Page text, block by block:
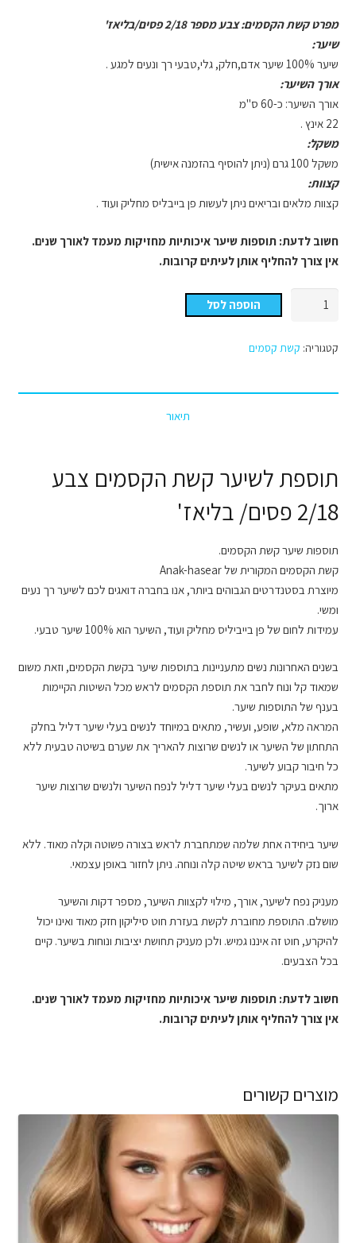
מפרט קשת הקסמים: צבע מספר 2/18 פסים/בליאז'
שיער:
שיער 100% שיער אדם,חלק, גלי,טבעי רך ונעים למגע .
אורך השיער:
אורך השיער: כ-60 ס"מ
22 אינץ .
משקל:
משקל 100 גרם (ניתן להוסיף בהזמנה אישית)
קצוות:
קצוות מלאים ובריאים ניתן לעשות פן בייבליס מחליק ועוד .
חשוב לדעת: תוספות שיער איכותיות מחזיקות מעמד לאורך שנים.
אין צורך להחליף אותן לעיתים קרובות.
כמות
הקסמים
מספר
הוספה לסל
קטגוריה: קשת קסמים
תיאור
תוספת לשיער קשת הקסמים צבע
2/18 פסים/ בליאז'
תוספות שיער קשת הקסמים.
קשת הקסמים המקורית של Anak-hasear
מיוצרת בסטנדרטים הגבוהים ביותר, אנו בחברה דואגים לכם לשיער רך נעים
ומשי.
עמידות לחום של פן בייביליס מחליק ועוד, השיער הוא 100% שיער טבעי.
בשנים האחרונות נשים מתעניינות בתוספות שיער בקשת הקסמים, וזאת משום
שמאוד קל ונוח לחבר את תוספת הקסמים לראש מכל השיטות הקיימות
בענף של התוספות שיער.
המראה מלא, שופע, ועשיר, מתאים במיוחד לנשים בעלי שיער דליל בחלק
התחתון של השיער או לנשים שרוצות להאריך את שערם בשיטה טבעית ללא
כל חיבור קבוע לשיער.
מתאים בעיקר לנשים בעלי שיער דליל לנפח השיער ולנשים שרוצות שיער
ארוך.
שיער ביחידה אחת שלמה שמתחברת לראש בצורה פשוטה וקלה מאוד. ללא
שום נזק לשיער בראש שיטה קלה ונוחה. ניתן לחזור באופן עצמאי.
מעניק נפח לשיער, אורך, מילוי לקצוות השיער, מספר דקות והשיער
מושלם. התוספת מחוברת לקשת בעזרת חוט סיליקון חזק מאוד ואינו יכול
להיקרע, חוט זה איננו גמיש. ולכן מעניק תחושת יציבות ונוחות בשיער. קיים
בכל הצבעים.
חשוב לדעת: תוספות שיער איכותיות מחזיקות מעמד לאורך שנים.
אין צורך להחליף אותן לעיתים קרובות.
מוצרים קשורים